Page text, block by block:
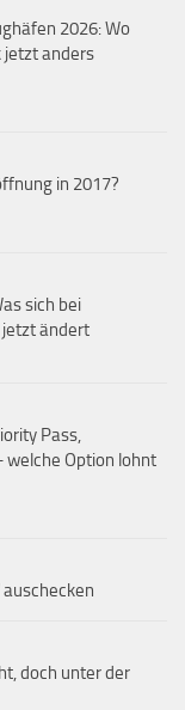
2026: Wo
jetzt anders
in 2017?
sich bei
ändert
Pass,
welche Option lohnt
auschecken
doch unter der